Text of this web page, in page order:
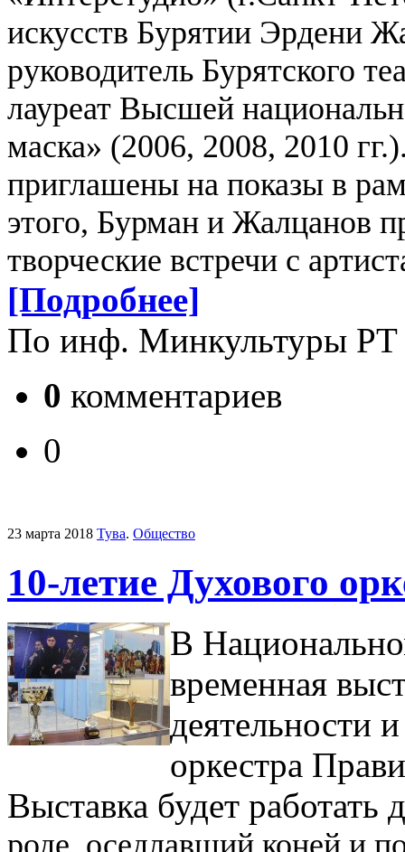
искусств Бурятии Эрдени
руководитель Бурятского
лауреат Высшей
маска» (2006, 2008, 2010
приглашены на показы в
этого, Бурман и Жалцанов
творческие встречи с
[Подробнее]
По инф. Минкультуры РТ
0 комментариев
0
23 марта 2018 Тува. Общество
10-летие Духового
В
временная
деятельности
оркестра
Выставка будет работать
роде, оседлавший коней и